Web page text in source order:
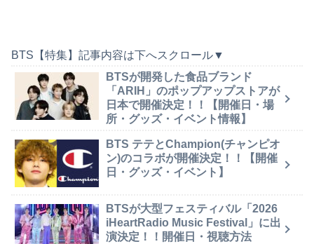
BTS【特集】記事内容は下へスクロール▼
BTSが開発した食品ブランド
「ARIH」のポップアップストアが
日本で開催決定！！【開催日・場
所・グッズ・イベント情報】
BTS テテとChampion(チャンピオ
ン)のコラボが開催決定！！【開催
日・グッズ・イベント】
BTSが大型フェスティバル「2026
iHeartRadio Music Festival」に出
演決定！！開催日・視聴方法